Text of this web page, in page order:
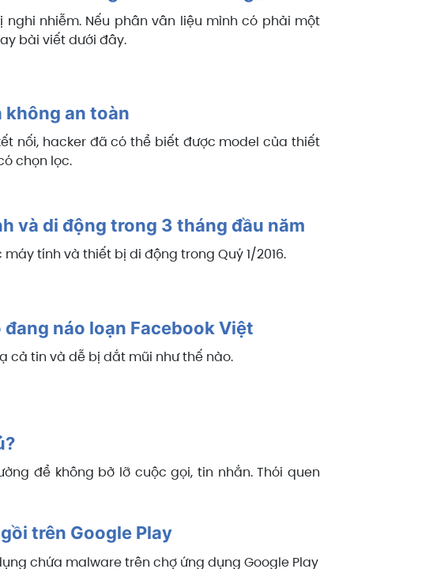
nhiễm. Nếu phân vân liệu mình có phải một
bài viết dưới đây.
không an toàn
nối, hacker đã có thể biết được model của thiết
chọn lọc.
và di động trong 3 tháng đầu năm
tính và thiết bị di động trong Quý 1/2016.
náo loạn Facebook Việt
cả tin và dễ bị dắt mũi như thế nào.
để không bở lỡ cuộc gọi, tin nhắn. Thói quen
trên Google Play
chứa malware trên chợ ứng dụng Google Play